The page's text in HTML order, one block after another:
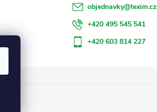
objednavky@texim.cz
+420 495 545 541
+420 603 814 227